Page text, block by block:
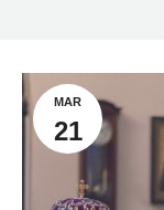
MAR
21